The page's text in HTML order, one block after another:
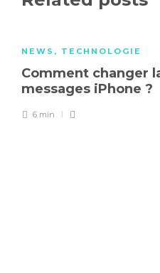
NEWS , TECHNOLOGIE
Comment changer
messages iPhone ?
6 min